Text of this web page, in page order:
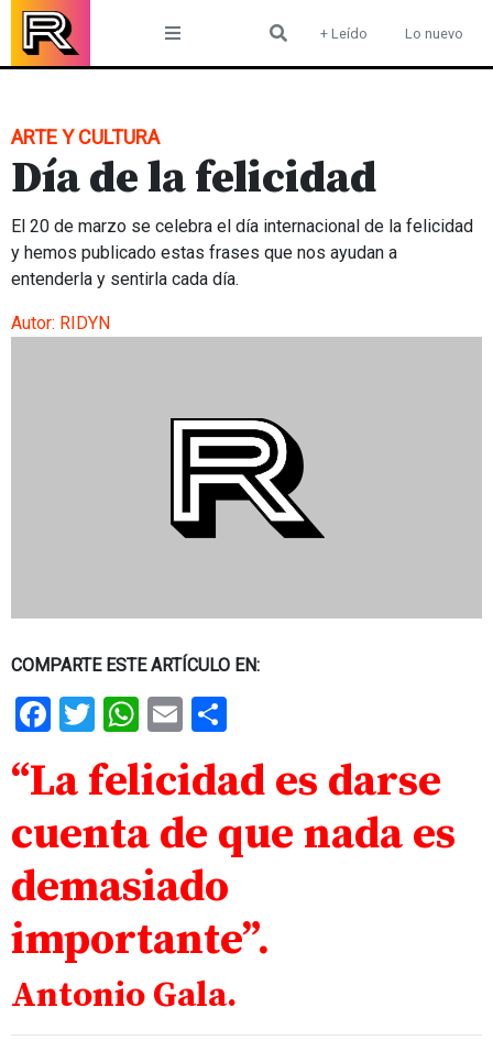
Skip
content
+ Leído Lo nuevo
ARTE Y CULTURA
Día de la felicidad
El 20 de marzo se celebra el día internacional de la felicidad
y hemos publicado estas frases que nos ayudan a
entenderla y sentirla cada día.
Autor: RIDYN
COMPARTE ESTE ARTÍCULO EN:
Facebook
Twitter
WhatsApp
Email
“La felicidad es darse
cuenta de que nada es
demasiado
importante”.
Antonio Gala.